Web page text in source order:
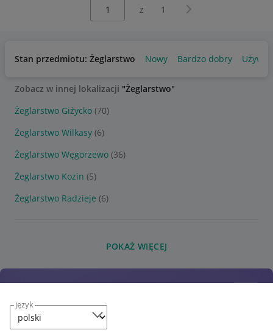
język
z 1 Następna strona
Stan przedmiotu: Żeglarstwo Nowy Bardzo dobry
Zobacz w innej lokalizacji "Żeglarstwo"
Żeglarstwo Giżycko (70)
Żeglarstwo Wilkasy (6)
Żeglarstwo Węgorzewo (36)
Żeglarstwo Kozin (5)
Żeglarstwo Radzieje (6)
POKAŻ WIĘCEJ